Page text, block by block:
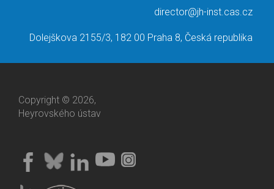
director@jh-inst.cas.cz
Dolejškova 2155/3, 182 00 Praha 8, Česká republika
Copyright © 2026,
Heyrovského ústav